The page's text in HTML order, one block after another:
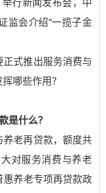
行新闻发布会，中
监会介绍“一揽子金
正式推出服务消费与
哪些作用？
是什么？
养老再贷款，额度共
对服务消费与养老
惠养老专项再贷款政